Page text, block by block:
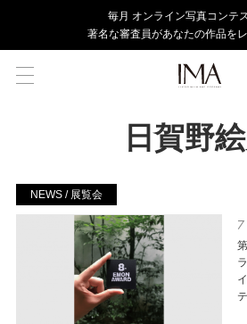
毎⽉ オンライン写真コンテ
著名な審査員があなたの作品を
日賀野
NEWS / 展覧会